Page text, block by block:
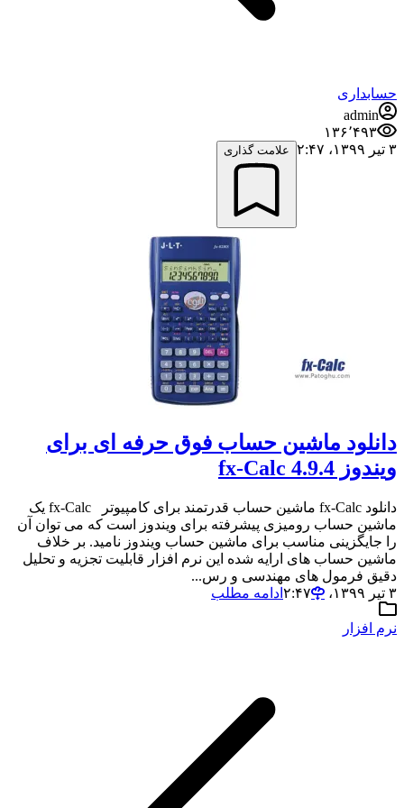
حسابداری
admin
۱۳۶٬۴۹۳
۳ تیر ۱۳۹۹،‏ ۲:۴۷
علامت گذاری
دانلود ماشین حساب فوق حرفه ای برای
ویندوز fx-Calc 4.9.4
دانلود fx-Calc ماشین حساب قدرتمند برای کامپیوتر fx-Calc یک
ماشین حساب رومیزی پیشرفته برای ویندوز است که می توان آن
را جایگزینی مناسب برای ماشین حساب ویندوز نامید. بر خلاف
ماشین حساب های ارایه شده این نرم افزار قابلیت تجزیه و تحلیل
دقیق فرمول های مهندسی و رس...
۳ تیر ۱۳۹۹،‏ ۲:۴۷
ادامه مطلب
نرم افزار